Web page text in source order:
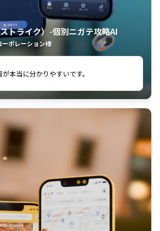
トライク）-個別ニガテ攻略AI
ポレーション様
主に使わせていただいているが、復習する
役立っている。
本当に分かりやすいです。